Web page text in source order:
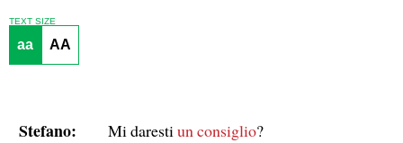
TEXT SIZE
aa AA
Stefano: Mi daresti un consiglio?